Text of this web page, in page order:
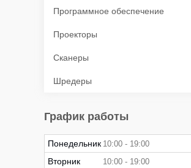
Программное обеспечение
Проекторы
Сканеры
Шредеры
График работы
Понедельник 10:00 19:00
Вторник 10:00 19:00